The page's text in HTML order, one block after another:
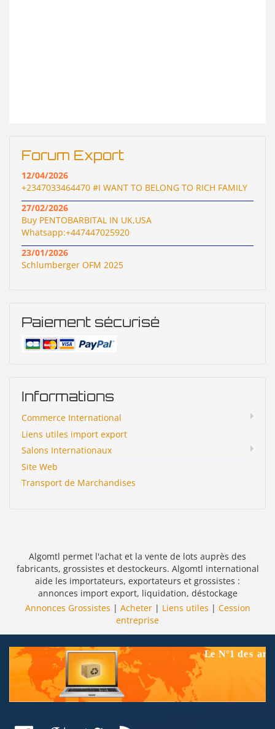
Forum Export
12/04/2026
+2347033464470 #I WANT TO BELONG TO RICH FAMILY
27/02/2026
Buy PENTOBARBITAL IN UK,USA
Whatsapp:+447447025920
23/01/2026
Schlumberger OFM 2025
Paiement sécurisé
Informations
Commerce International
Liens utiles import export
Salons Internationaux
Site Web
Transport de Marchandises
Algomtl permet l'achat et la vente de lots auprès des
fabricants, grossistes et destockeurs. Algomtl international
aide les importateurs, exportateurs et grossistes :
annonces import export, liquidation, déstockage
Annonces Grossistes | Acheter| Liens utiles | Cession
entreprise